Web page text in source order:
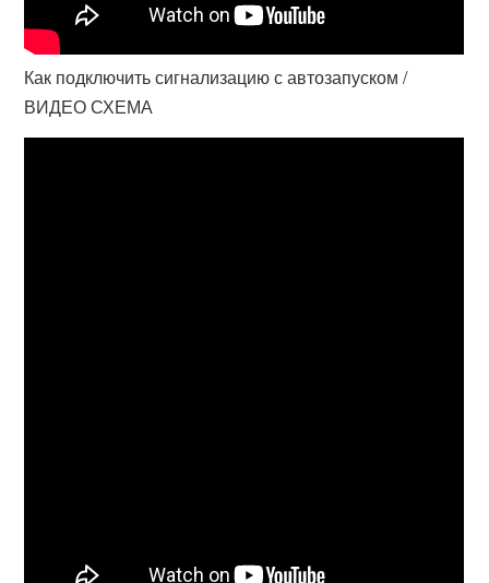
Как подключить сигнализацию с автозапуском /
ВИДЕО СХЕМА